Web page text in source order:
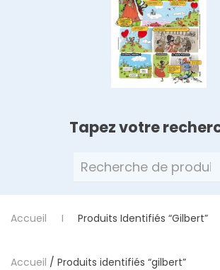
Tapez votre
Recherche
Accueil Produits Identifiés “gilbert”
Accueil / Produits identifiés “gilbert”